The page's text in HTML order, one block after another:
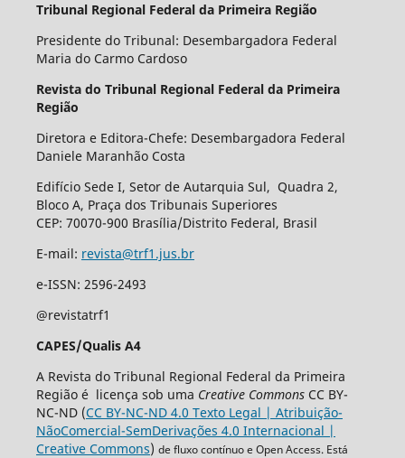
Tribunal Regional Federal da Primeira Região
Presidente do Tribunal: Desembargadora Federal
Maria do Carmo Cardoso
Revista do Tribunal Regional Federal da Primeira
Região
Diretora e Editora-Chefe: Desembargadora Federal
Daniele Maranhão Costa
Edifício Sede I, Setor de Autarquia Sul, Quadra 2,
Bloco A, Praça dos Tribunais Superiores
CEP: 70070-900 Brasília/Distrito Federal, Brasil
E-mail: revista@trf1.jus.br
e-ISSN: 2596-2493
@revistatrf1
CAPES/Qualis A4
A Revista do Tribunal Regional Federal da Primeira
Região é licença sob uma Creative CommonsCC BY-
NC-ND (CC BY-NC-ND 4.0 Texto Legal | Atribuição-
NãoComercial-SemDerivações 4.0 Internacional |
Creative Commons) de fluxo contínuo e Open Access. Está